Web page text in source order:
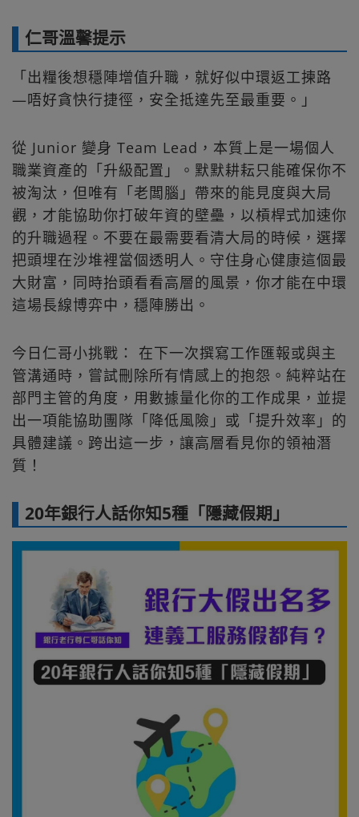
仁哥溫馨提示
「出糧後想穩陣增值升職，就好似中環返工揀路
—唔好貪快行捷徑，安全抵達先至最重要。」
從 Junior 變身 Team Lead，本質上是一場個人
職業資產的「升級配置」。默默耕耘只能確保你不
被淘汰，但唯有「老闆腦」帶來的能見度與大局
觀，才能協助你打破年資的壁壘，以槓桿式加速你
的升職過程。不要在最需要看清大局的時候，選擇
把頭埋在沙堆裡當個透明人。守住身心健康這個最
大財富，同時抬頭看看高層的風景，你才能在中環
這場長線博弈中，穩陣勝出。
今日仁哥小挑戰： 在下一次撰寫工作匯報或與主
管溝通時，嘗試刪除所有情感上的抱怨。純粹站在
部門主管的角度，用數據量化你的工作成果，並提
出一項能協助團隊「降低風險」或「提升效率」的
具體建議。跨出這一步，讓高層看見你的領袖潛
質！
20年銀行人話你知5種「隱藏假期」